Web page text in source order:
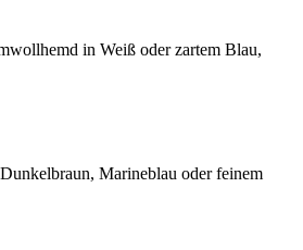
in Weiß oder zartem Blau,
Marineblau oder feinem